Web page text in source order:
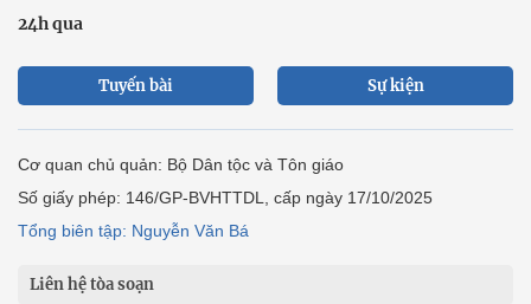
24h qua
Tuyến bài Sự kiện
Cơ quan chủ quản: Bộ Dân tộc và Tôn giáo
Số giấy phép: 146/GP-BVHTTDL, cấp ngày 17/10/2025
Tổng biên tập: Nguyễn Văn Bá
Liên hệ tòa soạn